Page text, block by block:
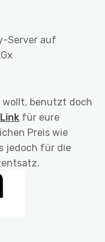
Server auf
wollt, benutzt doch
für eure
Preis wie
jedoch für die